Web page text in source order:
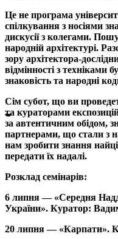
Це не програма
спілкування з носіями
дискусії з колегами.
народній архітектурі.
зору архітектора-
відмінності з техніками
знаковість та народні
Сім субот, що ви
та кураторами
за автентичним обідом,
партнерами, що стали з
нам зробити знання
передати їх надалі.
Розклад семінарів:
6 липня — «Середня
України». Куратор:
20 липня — «Карпати».